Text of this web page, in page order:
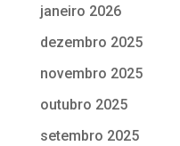
janeiro 2026
dezembro 2025
novembro 2025
outubro 2025
setembro 2025